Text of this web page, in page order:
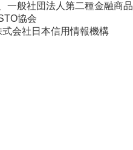
一般社団法人第二種金融商品
協会
会社日本信用情報機構